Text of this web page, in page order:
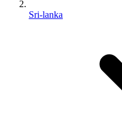
Sri-lanka